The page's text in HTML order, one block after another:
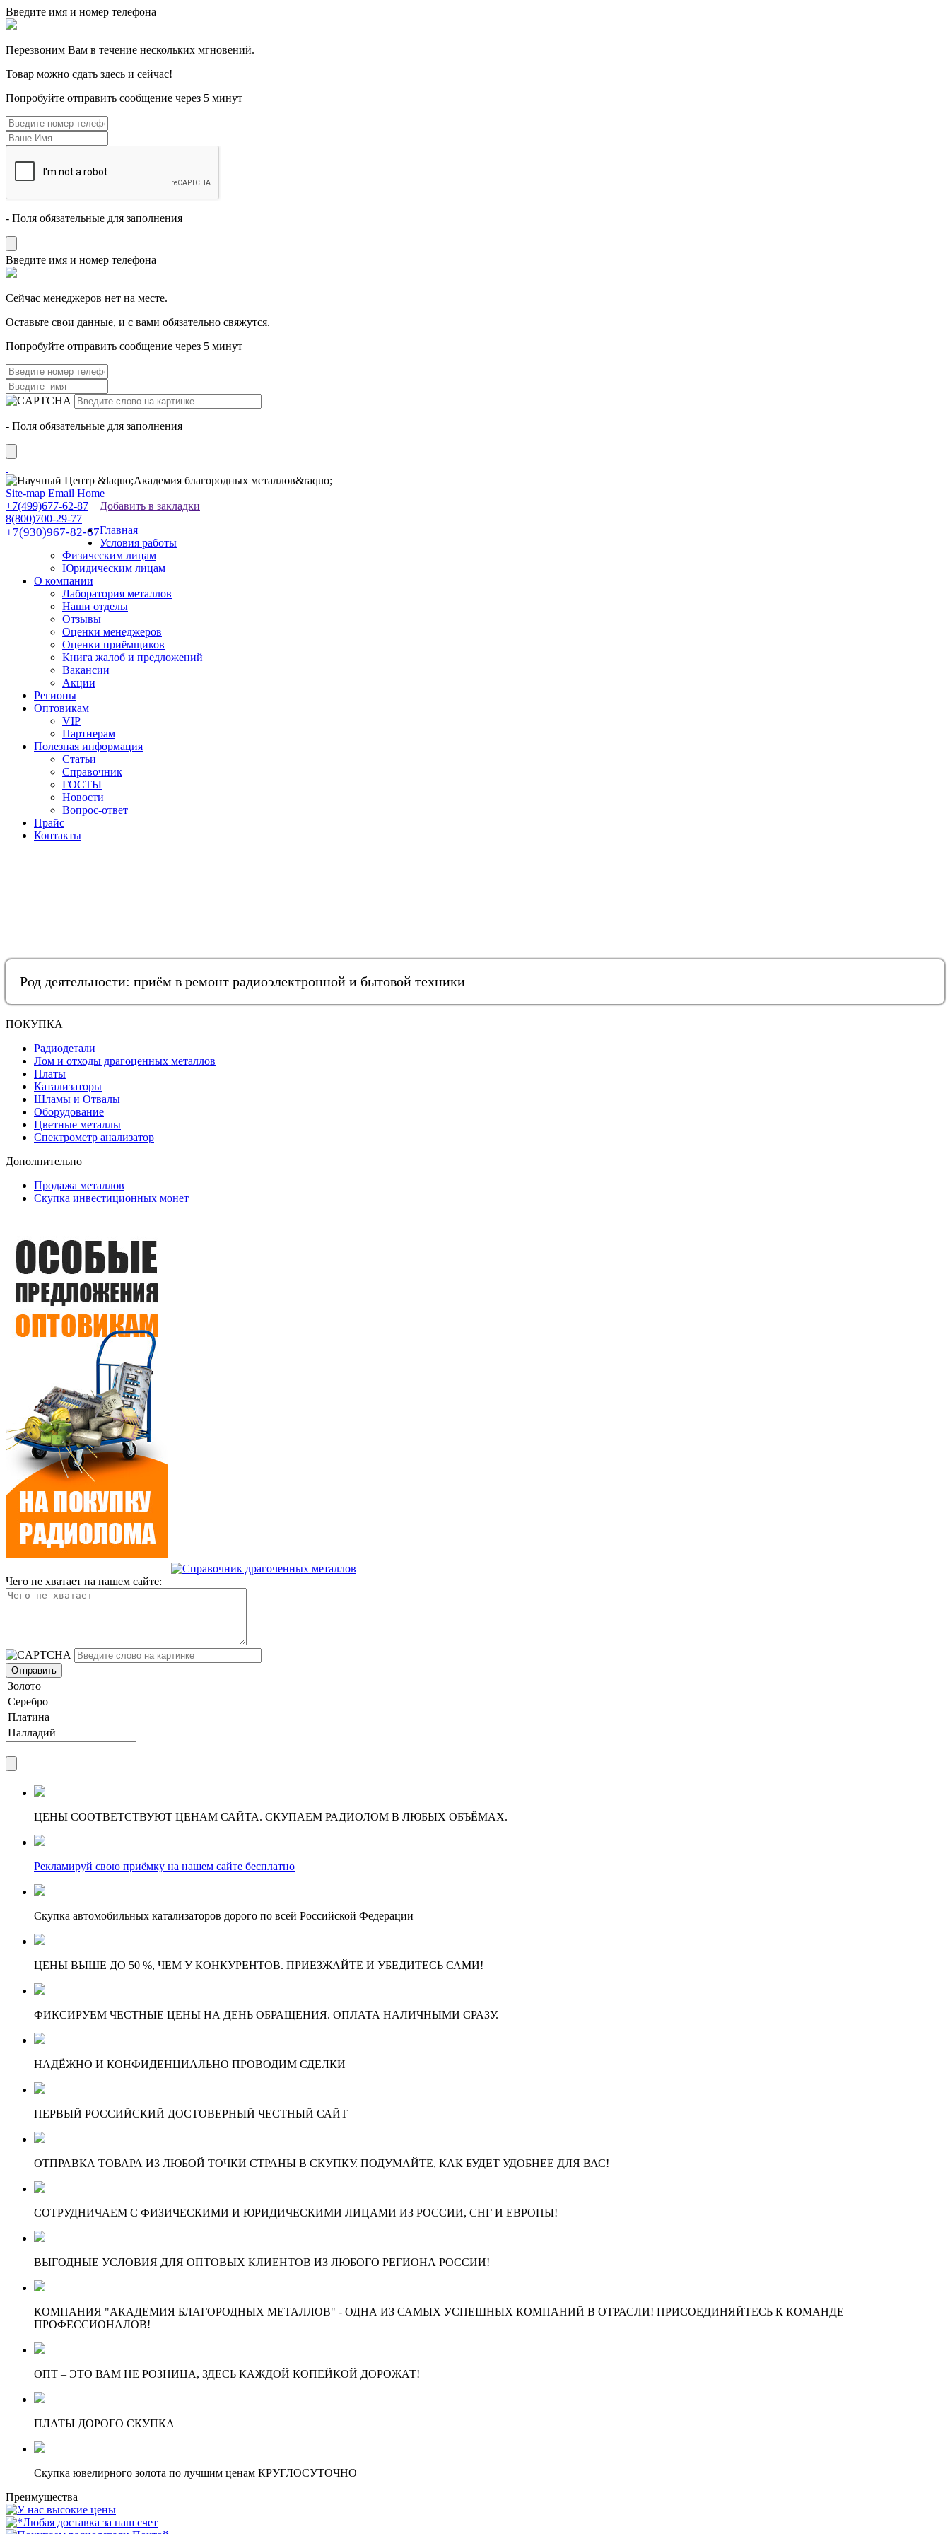
Введите имя и номер телефона
Перезвоним Вам в течение нескольких мгновений.
Товар можно сдать здесь и сейчас!
Попробуйте отправить сообщение через 5 минут
- Поля обязательные для заполнения
Введите имя и номер телефона
Cейчас менеджеров нет на месте.
Оставьте свои данные, и с вами обязательно свяжутся.
Попробуйте отправить сообщение через 5 минут
- Поля обязательные для заполнения
Site-map Email Home
+7(499)677-62-87
8(800)700-29-77
+7(930)967-82-67
Добавить в закладки
Главная
Условия работы
Физическим лицам
Юридическим лицам
О компании
Лаборатория металлов
Наши отделы
Отзывы
Оценки менеджеров
Оценки приёмщиков
Книга жалоб и предложений
Вакансии
Акции
Регионы
Оптовикам
VIP
Партнерам
Полезная информация
Статьи
Справочник
ГОСТЫ
Новости
Вопрос-ответ
Прайс
Контакты
Род деятельности: приём в ремонт радиоэлектронной и бытовой техники
ПОКУПКА
Радиодетали
Лом и отходы драгоценных металлов
Платы
Катализаторы
Шламы и Отвалы
Оборудование
Цветные металлы
Спектрометр анализатор
Дополнительно
Продажа металлов
Скупка инвестиционных монет
Чего не хватает на нашем сайте:
Золото
Серебро
Платина
Палладий
ЦЕНЫ СООТВЕТСТВУЮТ ЦЕНАМ САЙТА. СКУПАЕМ РАДИОЛОМ В ЛЮБЫХ ОБЪЁМАХ.
Рекламируй свою приёмку на нашем сайте бесплатно
Скупка автомобильных катализаторов дорого по всей Российской Федерации
ЦЕНЫ ВЫШЕ ДО 50 %, ЧЕМ У КОНКУРЕНТОВ. ПРИЕЗЖАЙТЕ И УБЕДИТЕСЬ САМИ!
ФИКСИРУЕМ ЧЕСТНЫЕ ЦЕНЫ НА ДЕНЬ ОБРАЩЕНИЯ. ОПЛАТА НАЛИЧНЫМИ СРАЗУ.
НАДЁЖНО И КОНФИДЕНЦИАЛЬНО ПРОВОДИМ СДЕЛКИ
ПЕРВЫЙ РОССИЙСКИЙ ДОСТОВЕРНЫЙ ЧЕСТНЫЙ САЙТ
ОТПРАВКА ТОВАРА ИЗ ЛЮБОЙ ТОЧКИ СТРАНЫ В СКУПКУ. ПОДУМАЙТЕ, КАК БУДЕТ УДОБНЕЕ ДЛЯ ВАС!
СОТРУДНИЧАЕМ С ФИЗИЧЕСКИМИ И ЮРИДИЧЕСКИМИ ЛИЦАМИ ИЗ РОССИИ, СНГ И ЕВРОПЫ!
ВЫГОДНЫЕ УСЛОВИЯ ДЛЯ ОПТОВЫХ КЛИЕНТОВ ИЗ ЛЮБОГО РЕГИОНА РОССИИ!
КОМПАНИЯ "АКАДЕМИЯ БЛАГОРОДНЫХ МЕТАЛЛОВ" - ОДНА ИЗ САМЫХ УСПЕШНЫХ КОМПАНИЙ В ОТРАСЛИ! ПРИСОЕДИНЯЙТЕСЬ К КОМАНДЕ
ПРОФЕССИОНАЛОВ!
ОПТ – ЭТО ВАМ НЕ РОЗНИЦА, ЗДЕСЬ КАЖДОЙ КОПЕЙКОЙ ДОРОЖАТ!
ПЛАТЫ ДОРОГО СКУПКА
Скупка ювелирного золота по лучшим ценам КРУГЛОСУТОЧНО
Преимущества